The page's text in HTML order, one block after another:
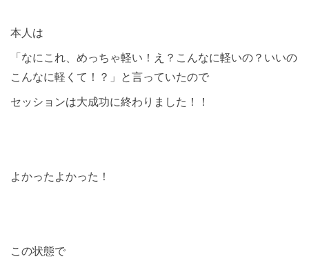
本人は
「なにこれ、めっちゃ軽い！え？こんなに軽いの？いいの
こんなに軽くて！？」と言っていたので
セッションは大成功に終わりました！！
よかったよかった！
この状態で